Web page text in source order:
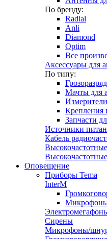
По бренду:
Radial
Anli
Diamond
Optim
Все
Аксессуары для
По типу:
Мачты для
Крепления
Запчасти
Источники
Кабель
Оповещение
Приборы Tema
InterM
Сирены
Микрофоны/